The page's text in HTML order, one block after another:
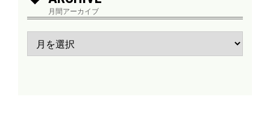
月間アーカイブ